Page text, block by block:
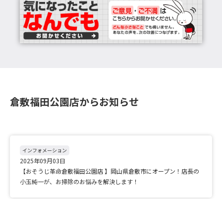
倉敷福田公園店からお知らせ
インフォメーション
2025年09月03日
【おそうじ革命倉敷福田公園店 】岡山県倉敷市にオープン！店長の
小玉純一が、お掃除のお悩みを解決します！